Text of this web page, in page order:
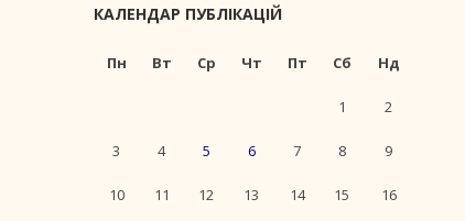
КАЛЕНДАР ПУБЛІКАЦІЙ
Пн Вт Ср Чт Пт Сб Нд
1 2
3 4 5 6 7 8 9
10 11 12 13 14 15 16